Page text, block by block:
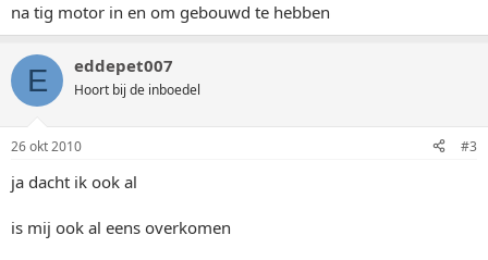
na tig motor in en om gebouwd te hebben
E eddepet007
Hoort bij de inboedel
26 okt 2010 #3
ja dacht ik ook al
is mij ook al eens overkomen